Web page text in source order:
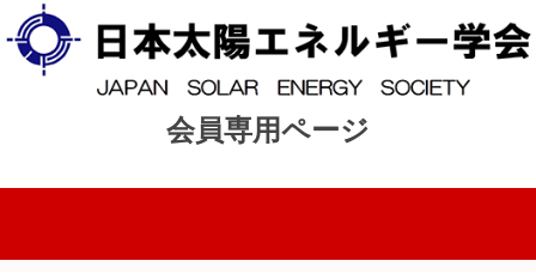
会員専用ページ
コンテンツへスキップ